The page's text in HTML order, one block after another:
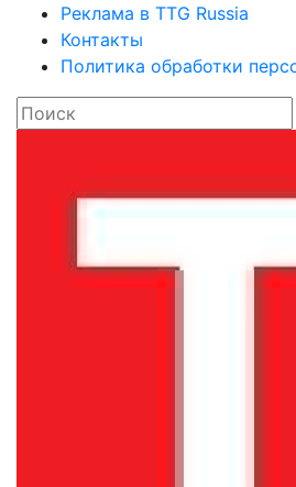
Реклама в TTG Russia
Контакты
Политика обработки